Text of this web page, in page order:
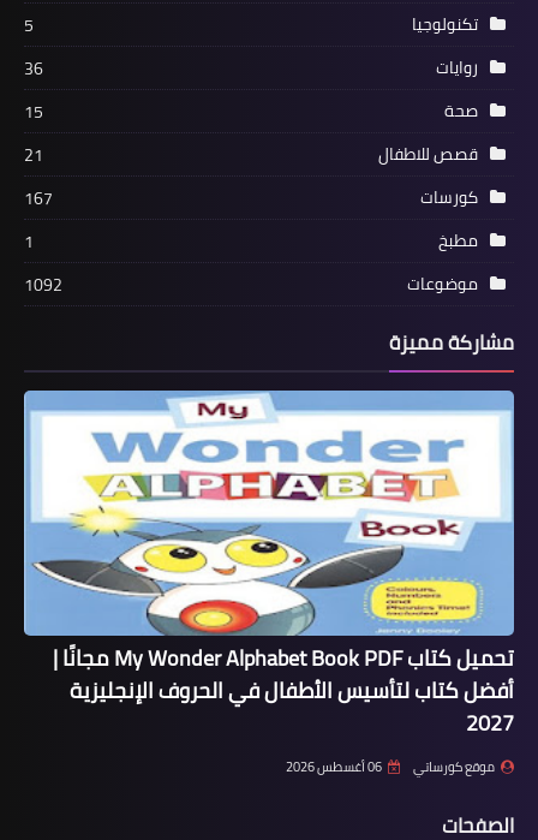
تكنولوجيا
5
روايات
36
صحة
15
قصص للاطفال
21
كورسات
167
مطبخ
1
موضوعات
1092
مشاركة مميزة
تحميل كتاب My Wonder Alphabet Book PDF مجانًا |
أفضل كتاب لتأسيس الأطفال في الحروف الإنجليزية
2027
موقع كورساتي 06 أغسطس 2026
الصفحات